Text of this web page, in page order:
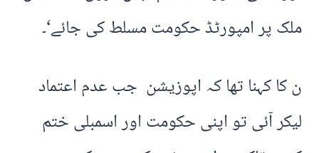
ملک پر امپورٹڈ حکومت مسلط کی جائے‘۔
ن کا کہنا تھا کہ اپوزیشن جب عدم اعتماد
لیکر آئی تو اپنی حکومت اور اسمبلی ختم